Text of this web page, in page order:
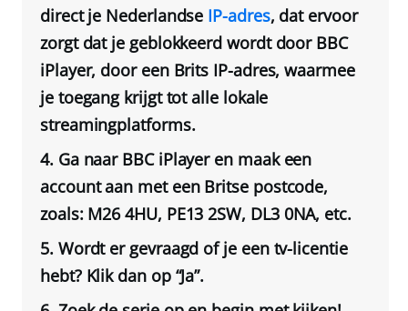
direct je Nederlandse IP-adres, dat ervoor
zorgt dat je geblokkeerd wordt door BBC
iPlayer, door een Brits IP-adres, waarmee
je toegang krijgt tot alle lokale
streamingplatforms.
Ga naar BBC iPlayer en maak een
account aan met een Britse postcode,
zoals: M26 4HU, PE13 2SW, DL3 0NA, etc.
Wordt er gevraagd of je een tv-licentie
hebt? Klik dan op “Ja”.